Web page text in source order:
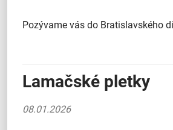
Pozývame vás do Bratislavského
Lamačské pletky
08.01.2026